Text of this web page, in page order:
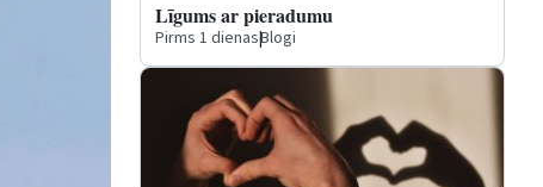
Līgums ar pieradumu
Pirms 1 dienas|Blogi